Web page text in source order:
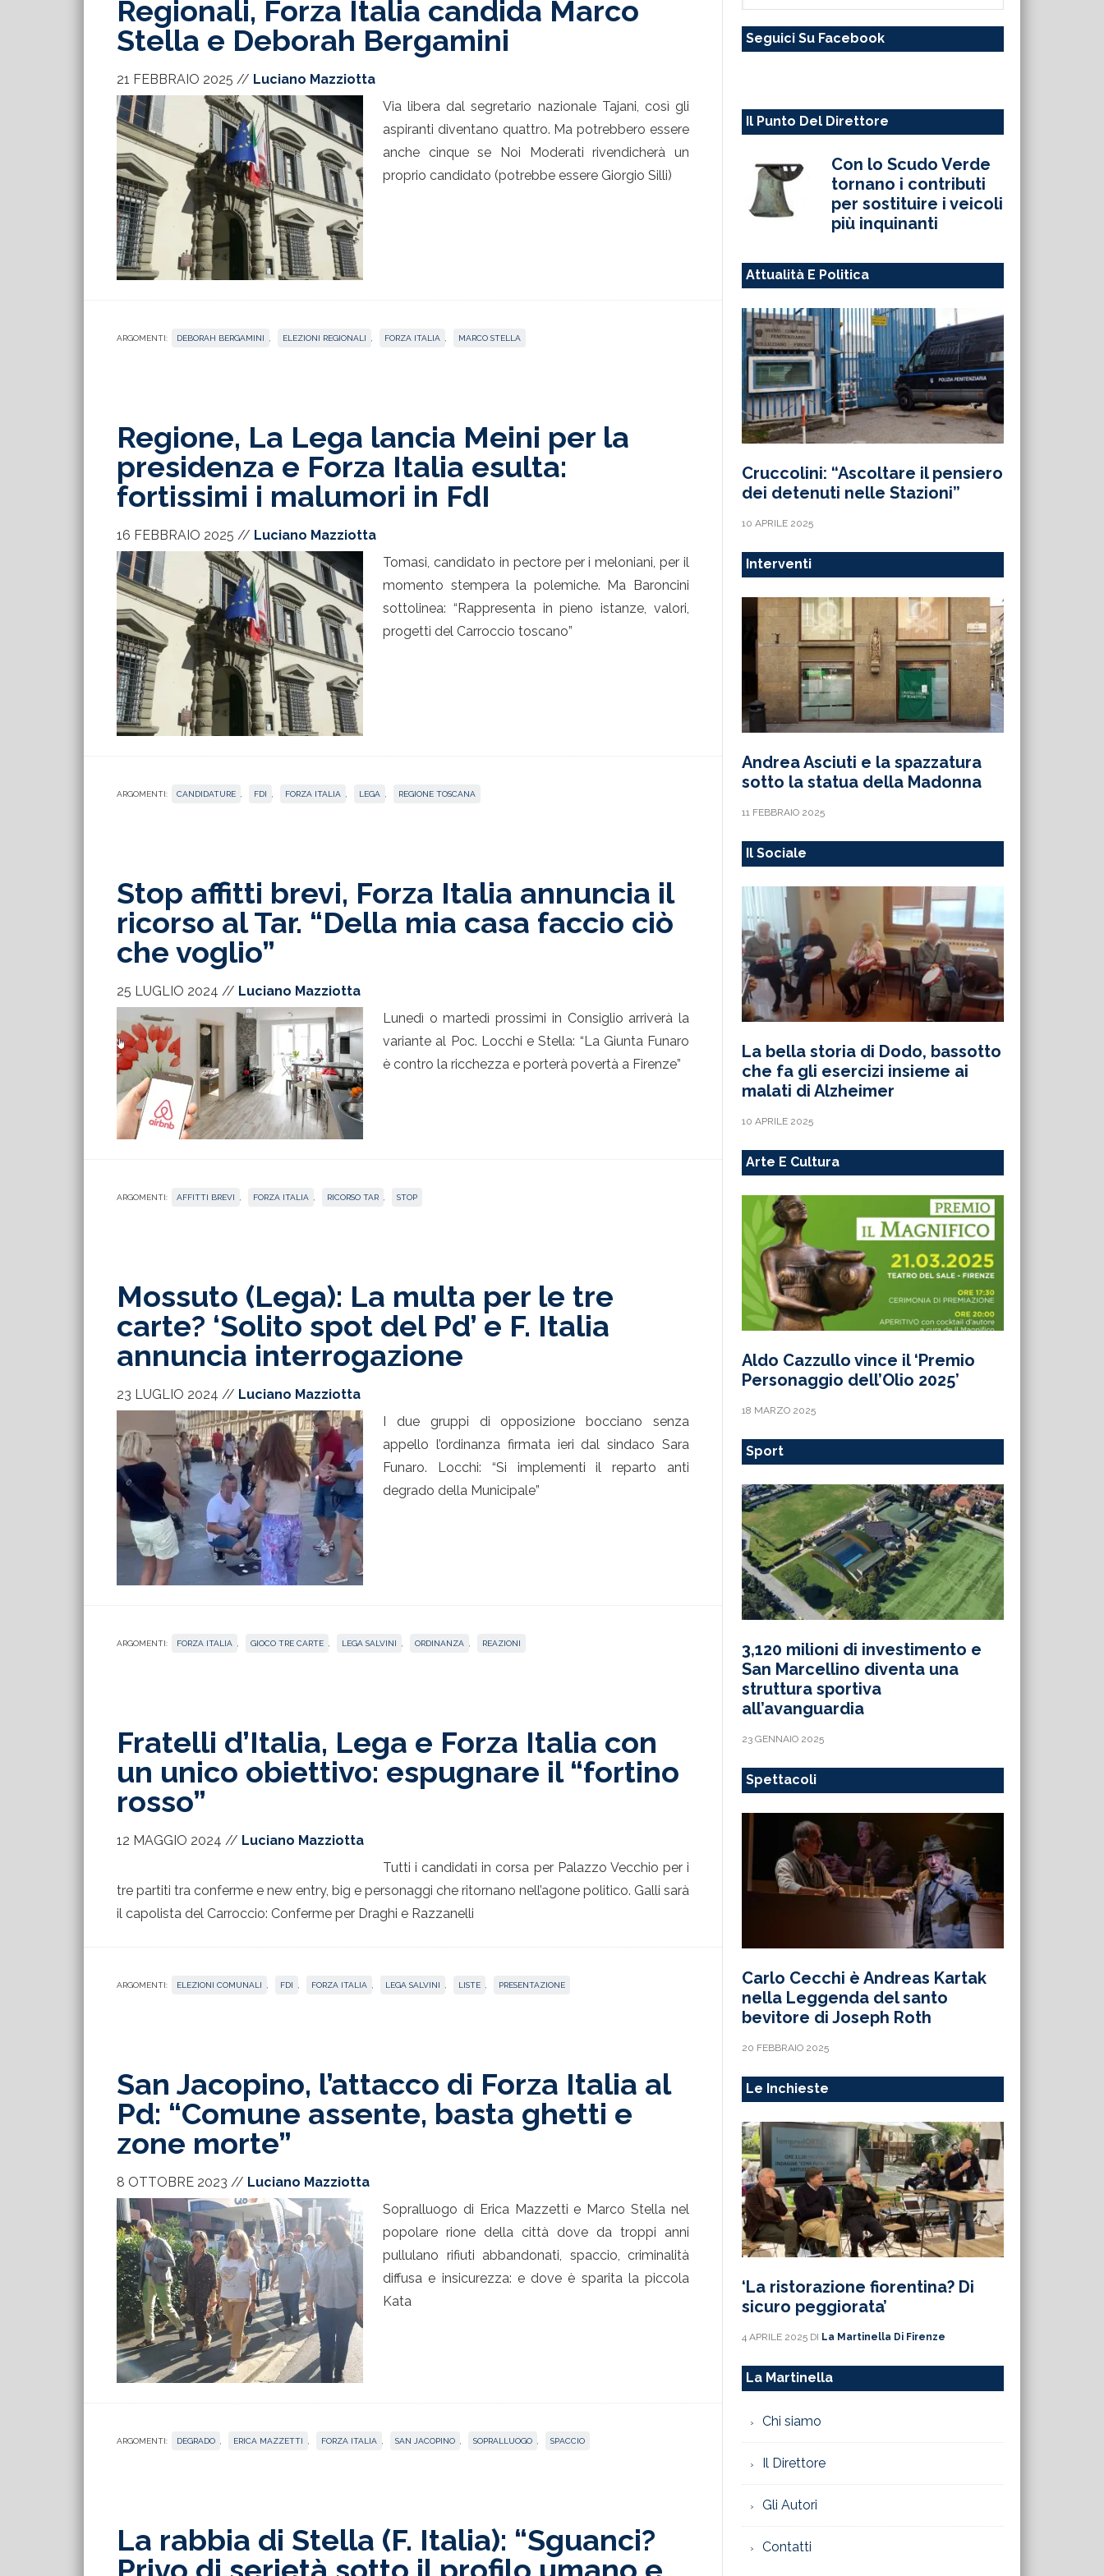
Regionali, Forza Italia candida Marco
Stella e Deborah Bergamini
21 FEBBRAIO 2025 // Luciano Mazziotta
Via libera dal segretario nazionale Tajani, così gli
aspiranti diventano quattro. Ma potrebbero essere
anche cinque se Noi Moderati rivendicherà un
proprio candidato (potrebbe essere Giorgio Silli)
ARGOMENTI: DEBORAH BERGAMINI ELEZIONI REGIONALI FORZA ITALIA MARCO STELLA
Regione, La Lega lancia Meini per la
presidenza e Forza Italia esulta:
fortissimi i malumori in FdI
16 FEBBRAIO 2025 // Luciano Mazziotta
Tomasi, candidato in pectore per i meloniani, per il
momento stempera la polemiche. Ma Baroncini
sottolinea: “Rappresenta in pieno istanze, valori,
progetti del Carroccio toscano”
ARGOMENTI: CANDIDATURE FDI FORZA ITALIA LEGA REGIONE TOSCANA
Stop affitti brevi, Forza Italia annuncia il
ricorso al Tar. “Della mia casa faccio ciò
che voglio”
25 LUGLIO 2024 // Luciano Mazziotta
Lunedì o martedì prossimi in Consiglio arriverà la
variante al Poc. Locchi e Stella: “La Giunta Funaro
è contro la ricchezza e porterà povertà a Firenze”
ARGOMENTI: AFFITTI BREVI FORZA ITALIA RICORSO TAR STOP
Mossuto (Lega): La multa per le tre
carte? ‘Solito spot del Pd’ e F. Italia
annuncia interrogazione
23 LUGLIO 2024 // Luciano Mazziotta
I due gruppi di opposizione bocciano senza
appello l’ordinanza firmata ieri dal sindaco Sara
Funaro. Locchi: “Si implementi il reparto anti
degrado della Municipale”
ARGOMENTI: FORZA ITALIA GIOCO TRE CARTE LEGA SALVINI ORDINANZA REAZIONI
Fratelli d’Italia, Lega e Forza Italia con
un unico obiettivo: espugnare il “fortino
rosso”
12 MAGGIO 2024 // Luciano Mazziotta
Tutti i candidati in corsa per Palazzo Vecchio per i
tre partiti tra conferme e new entry, big e personaggi che ritornano nell’agone politico. Galli sarà
il capolista del Carroccio: Conferme per Draghi e Razzanelli
ARGOMENTI: ELEZIONI COMUNALI FDI FORZA ITALIA LEGA SALVINI LISTE PRESENTAZIONE
San Jacopino, l’attacco di Forza Italia al
Pd: “Comune assente, basta ghetti e
zone morte”
8 OTTOBRE 2023 // Luciano Mazziotta
Sopralluogo di Erica Mazzetti e Marco Stella nel
popolare rione della città dove da troppi anni
pullulano rifiuti abbandonati, spaccio, criminalità
diffusa e insicurezza: e dove è sparita la piccola
Kata
ARGOMENTI: DEGRADO ERICA MAZZETTI FORZA ITALIA SAN JACOPINO SOPRALLUOGO SPACCIO
La rabbia di Stella (F. Italia): “Sguanci?
sito
Seguici Su Facebook
Il Punto Del Direttore
Con lo Scudo Verde
tornano i contributi
per sostituire i veicoli
più inquinanti
Attualità E Politica
Cruccolini: “Ascoltare il pensiero
dei detenuti nelle Stazioni”
10 APRILE 2025
Interventi
Andrea Asciuti e la spazzatura
sotto la statua della Madonna
11 FEBBRAIO 2025
Il Sociale
La bella storia di Dodo, bassotto
che fa gli esercizi insieme ai
malati di Alzheimer
10 APRILE 2025
Arte E Cultura
Aldo Cazzullo vince il ‘Premio
Personaggio dell’Olio 2025’
18 MARZO 2025
Sport
3,120 milioni di investimento e
San Marcellino diventa una
struttura sportiva
all’avanguardia
23 GENNAIO 2025
Spettacoli
Carlo Cecchi è Andreas Kartak
nella Leggenda del santo
bevitore di Joseph Roth
20 FEBBRAIO 2025
Le Inchieste
‘La ristorazione fiorentina? Di
sicuro peggiorata’
4 APRILE 2025 DI La Martinella Di Firenze
La Martinella
Chi siamo
Il Direttore
Gli Autori
Contatti